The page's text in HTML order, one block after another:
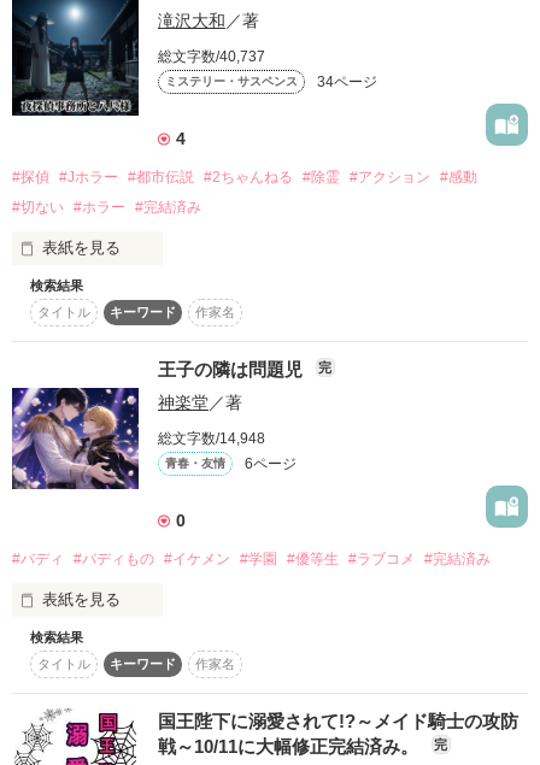
その他の条件 動画あり
身勝手で浮気性な元婚約者、娘を道具扱いする両親、息苦しい
令嬢生活。
それらを捨てて人生リスタートした先で待っていたのは――幸
一方、ビクトリアを蔑ろにした浮気男は……。
前向き令嬢ビクトリアが、持ち前の明るさと行動力、前世の知
識を活かし、
自分と周囲を幸せにしていく。
ほのぼの溺愛ファンタジー♪
作品を読む
人間たちの実験は進んでいく。
書き始め：2月22日
~~~~~~~~~~~~~お知らせ~~~~~~~~~~~~~
*近々、訂正作業行いと思います、(詳細未定)
*6月27日を持ちまして完結とさせて頂きました!!
たくさんの方に読んでいただけて光栄です^^*
*作品に関係ない感想ノートでの雑談はお断りさせて頂いてま
す。
滝沢大和／著
総文字数/40,737
ミステリー・サスペンス 34ページ
4
#探偵 #Jホラー #都市伝説 #2ちゃんねる #除霊 #アクション
#感動
#切ない #ホラー #完結済み
表紙を見る
17年前、匿名掲示板２ちゃんねるに、一つの怪談が投稿されま
した。
日本中を震え上がらせた、あの「八尺様」の物語。
もし、彼女が、現代に再び現れたとしたら？
そして、もし、彼女の前に、裏社会のどんな怪異さえもねじ伏
せる、最強の霊能力探偵・山本夜が立ちはだかったとしたら？
この物語は、そんな、ある種の「化学反応」を描いたもので
す。
原作では決して語られなかった、八尺様の、悲しい「真相」。
なぜ、彼女は子供を攫うのか。
作者独自の視点で、その全容を解き明かしていきます。
本作をお楽しみいただく上で、もしよろしければ、YouTubeや
まとめサイトで、原作である、あの伝説の書き込みを読んでみ
てください。
そうすれば、私の描いた、もう一つの八尺様の物語を、さらに
深く、味わっていただけるはずです。
それでは、夜探偵事務所と、日本で最も有名な怪異との、壮絶
な戦いをお楽しみください。
検索結果
タイトル
キーワード 作家名
王子の隣は問題児 完
神楽堂／著
総文字数/14,948
青春・友情 6ページ
0
#バディ #バディもの #イケメン #学園 #優等生 #ラブコメ #完結済み
表紙を見る
私立聖クラウン学園は、気品と規律に満ちた名門校だ。
その象徴ともいえる存在が、生徒会長・天城恒一。銀縁眼鏡
に隙のない制服、学年首席の成績と完璧な品行から「白銀の王
子」と呼ばれ、全校生徒に仰ぎ見られている。
転校生・如月ハルは、初日に顔面から校門前に激突。ネクタ
イが背中に回ったまま現れた問題児だったが、その圧倒的な美
検索結果
タイトル
キーワード 作家名
国王陛下に溺愛されて!?～メイド騎士の攻防
戦～10/11に大幅修正完結済み。
完